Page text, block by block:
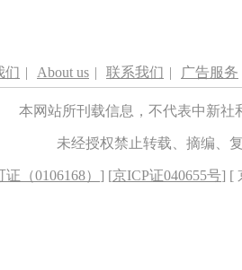
们 | About us | 联系我们 | 广告服务
本网站所刊载信息，不代表中新
未经授权禁止转载、摘编、
（0106168） ] [京ICP证040655号] [